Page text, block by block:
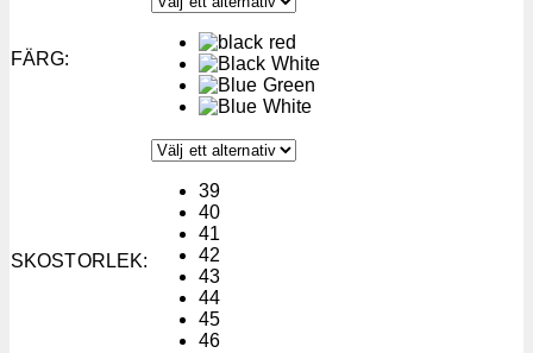
FÄRG:
SKOSTORLEK:
39
40
41
42
43
44
45
46